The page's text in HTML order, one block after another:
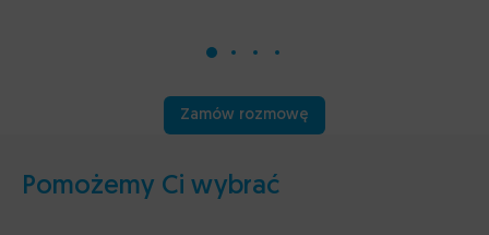
Zamów rozmowę
Pomożemy Ci wybrać